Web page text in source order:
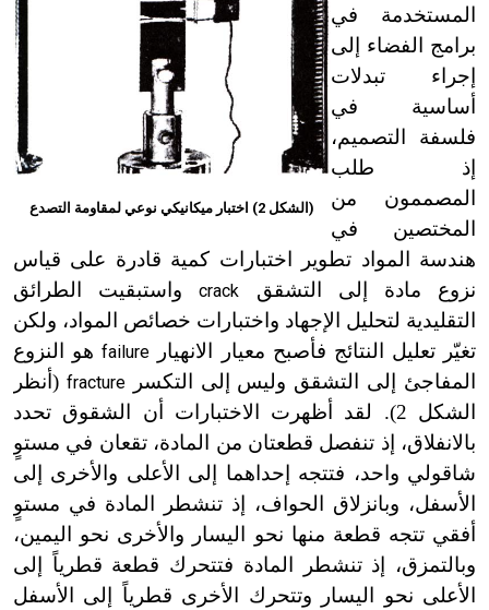
(الشكل 2) اختبار ميكانيكي نوعي لمقاومة التصدع
المستخدمة في
برامج الفضاء إلى
إجراء تبدلات
أساسية في
فلسفة التصميم،
إذ طلب
المصممون من
المختصين في
هندسة المواد تطوير اختبارات كمية قادرة على قياس
نزوع مادة إلى التشقق crackواستبقيت الطرائق
التقليدية لتحليل الإجهاد واختبارات خصائص المواد، ولكن
تغيّر تعليل النتائج فأصبح معيار الانهيار failureهو النزوع
المفاجئ إلى التشقق وليس إلى التكسرfracture (أنظر
الشكل 2). لقد أظهرت الاختبارات أن الشقوق تحدد
بالانفلاق، إذ تنفصل قطعتان من المادة، تقعان في مستوٍ
شاقولي واحد، فتتجه إحداهما إلى الأعلى والأخرى إلى
الأسفل، وبانزلاق الحواف، إذ تنشطر المادة في مستوٍ
أفقي تتجه قطعة منها نحو اليسار والأخرى نحو اليمين،
وبالتمزق، إذ تنشطر المادة فتتحرك قطعة قطرياً إلى
الأعلى نحو اليسار وتتحرك الأخرى قطرياً إلى الأسفل